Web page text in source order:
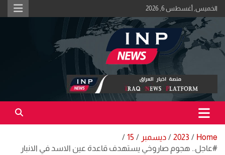
Skip
to
content
الخميس, أغسطس 6, 2026
منصة اخبار العراق
اكبر منصة خبرية في العراق | #الحقيقة_اولاً
Home
2023 ديسمبر
15
#عاجل.. هجوم صاروخي يستهدف قاعدة عين الاسد في الانبار